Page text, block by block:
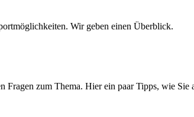
Wir geben einen Überblick.
zum Thema. Hier ein paar Tipps, wie Sie